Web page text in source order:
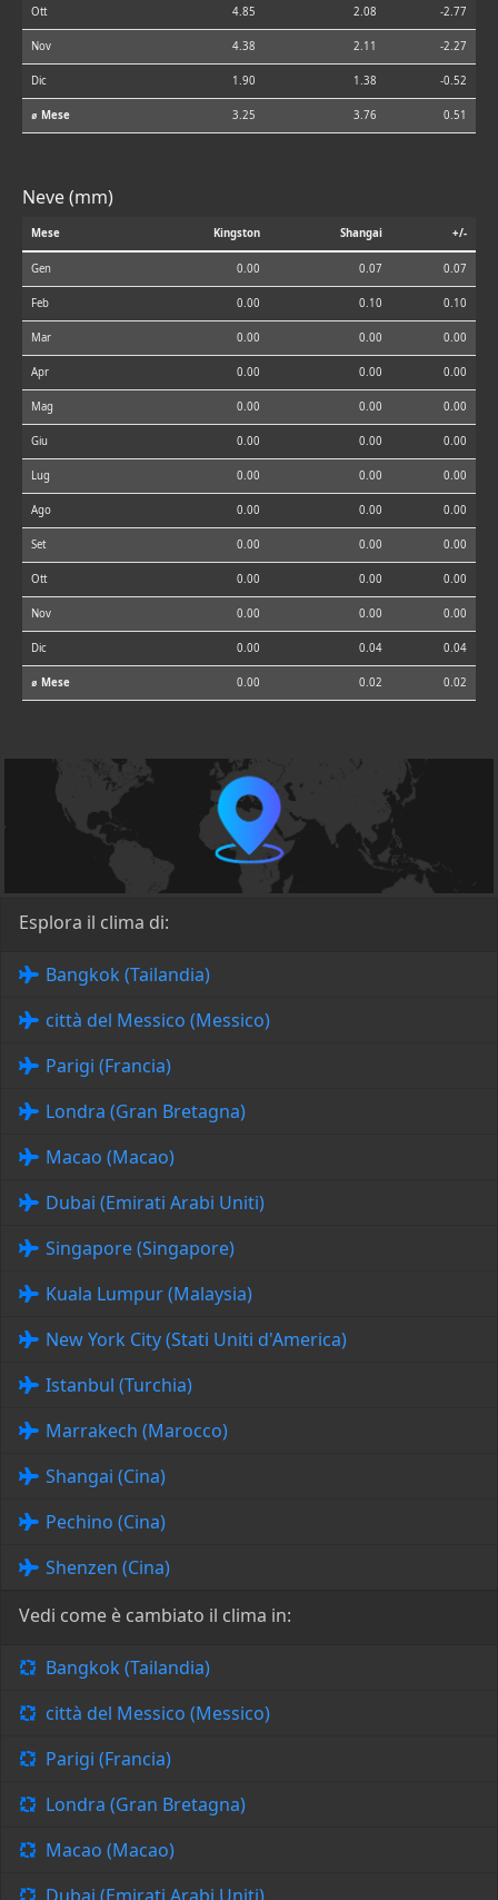
Ott 4.85 2.08 -2.77
Nov 4.38 2.11 -2.27
Dic 1.90 1.38 -0.52
⌀ Mese 3.25 3.76 0.51
Neve (mm)
Mese Kingston Shangai +/-
Gen 0.00 0.07 0.07
Feb 0.00 0.10 0.10
Mar 0.00 0.00 0.00
Apr 0.00 0.00 0.00
Mag 0.00 0.00 0.00
Giu 0.00 0.00 0.00
Lug 0.00 0.00 0.00
Ago 0.00 0.00 0.00
Set 0.00 0.00 0.00
Ott 0.00 0.00 0.00
Nov 0.00 0.00 0.00
Dic 0.00 0.04 0.04
⌀ Mese 0.00 0.02 0.02
Esplora il clima di:
Bangkok (Tailandia)
città del Messico (Messico)
Parigi (Francia)
Londra (Gran Bretagna)
Macao (Macao)
Dubai (Emirati Arabi Uniti)
Singapore (Singapore)
Kuala Lumpur (Malaysia)
New York City (Stati Uniti d'America)
Istanbul (Turchia)
Marrakech (Marocco)
Shangai (Cina)
Pechino (Cina)
Shenzen (Cina)
Vedi come è cambiato il clima in:
Bangkok (Tailandia)
città del Messico (Messico)
Parigi (Francia)
Londra (Gran Bretagna)
Macao (Macao)